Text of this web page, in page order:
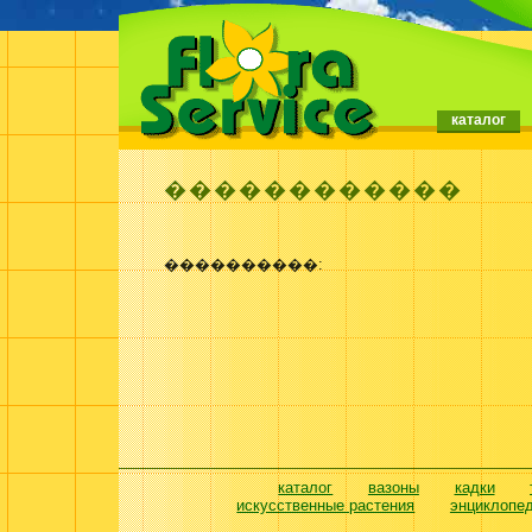
каталог
������������
����������:
каталог вазоны кадки
искусственные растения